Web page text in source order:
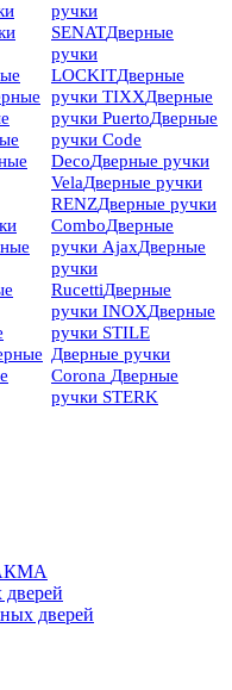
ручки
SENATДверные
ручки
LOCKITДверные
ручки TIXXДверные
ручки PuertoДверные
ручки Code
DecoДверные ручки
VelaДверные ручки
RENZДверные ручки
ComboДверные
ручки AjaxДверные
ручки
RucettiДверные
ручки INOXДверные
ручки STILE
Дверные ручки
Corona Дверные
ручки STERK
АКМА
дверей